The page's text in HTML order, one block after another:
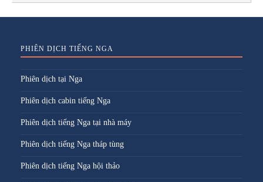
PHIÊN DỊCH TIẾNG NGA
Phiên dịch tại Nga
Phiên dịch cabin tiếng Nga
Phiên dịch tiếng Nga tại nhà máy
Phiên dịch tiếng Nga tháp tùng
Phiên dịch tiếng Nga hội thảo